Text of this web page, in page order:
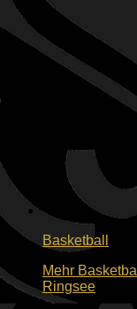
Basketball
Mehr
Ringsee